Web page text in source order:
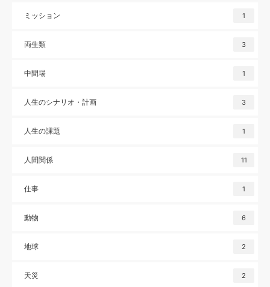
ミッション 1
両生類 3
中間場 1
人生のシナリオ・計画 3
人生の課題 1
人間関係 11
仕事 1
動物 6
地球 2
天災 2